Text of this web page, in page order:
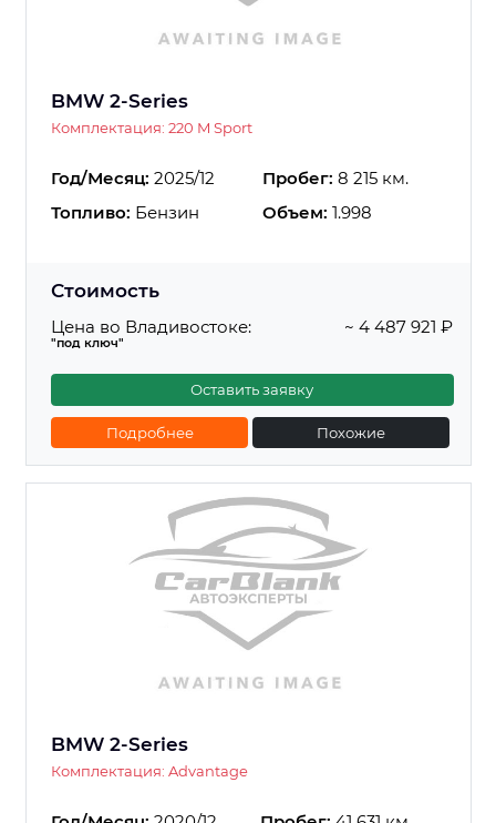
BMW 2-Series
Комплектация: 220 M Sport
Год/Месяц: 2025/12 Пробег: 8 215 км.
Топливо: Бензин Объем: 1.998
Стоимость
Цена во Владивостоке:
"под ключ"
~ 4 487 921 ₽
Оставить заявку
Подробнее Похожие
BMW 2-Series
Комплектация: Advantage